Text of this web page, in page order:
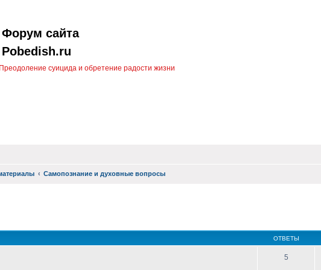
Форум сайта
Pobedish.ru
Преодоление суицида и обретение радости жизни
Самопознание и духовные вопросы
ОТВЕТЫ
5